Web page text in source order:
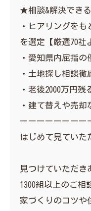
★相談&解決でき
・ヒアリングを
を選定【厳選70社
・愛知県内屈指
・土地探し相談徹
・老後2000万円
・建て替えや売
ーーーーーーーー
はじめて見ていた
見つけていただき
1300組以上のご相
家づくりのコツや